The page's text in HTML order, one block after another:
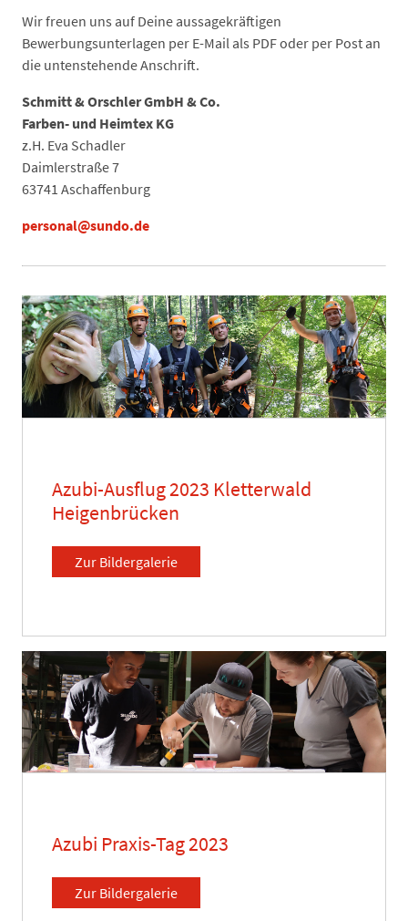
Wir freuen uns auf Deine aussagekräftigen
Bewerbungsunterlagen per E-Mail als PDF oder per Post an
die untenstehende Anschrift.
Schmitt & Orschler GmbH & Co.
Farben- und Heimtex KG
z.H. Eva Schadler
Daimlerstraße 7
63741 Aschaffenburg
personal@sundo.de
Azubi-Ausflug 2023 Kletterwald
Heigenbrücken
Zur Bildergalerie
Azubi Praxis-Tag 2023
Zur Bildergalerie